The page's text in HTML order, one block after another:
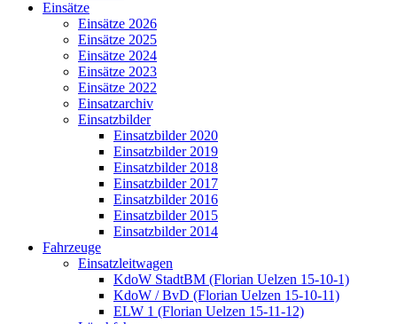
Einsätze
Einsätze 2026
Einsätze 2025
Einsätze 2024
Einsätze 2023
Einsätze 2022
Einsatzarchiv
Einsatzbilder
Einsatzbilder 2020
Einsatzbilder 2019
Einsatzbilder 2018
Einsatzbilder 2017
Einsatzbilder 2016
Einsatzbilder 2015
Einsatzbilder 2014
Fahrzeuge
Einsatzleitwagen
KdoW StadtBM (Florian Uelzen 15-10-1)
KdoW / BvD (Florian Uelzen 15-10-11)
ELW 1 (Florian Uelzen 15-11-12)